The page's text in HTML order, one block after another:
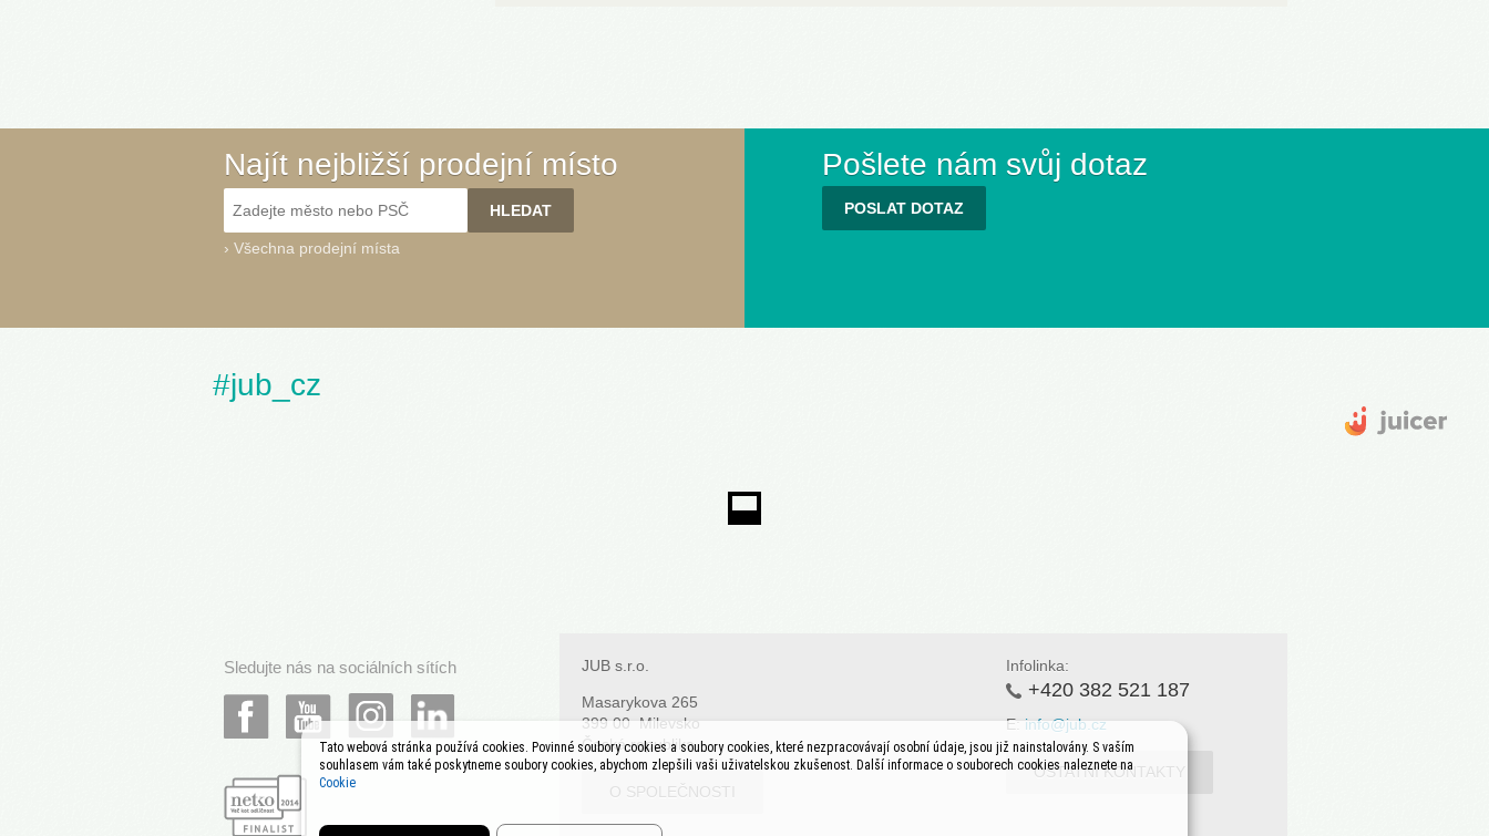
Najít nejbližší prodejní místo
› Všechna prodejní místa
Pošlete nám svůj dotaz
POSLAT DOTAZ
#jub_cz
Sledujte nás na sociálních sítích JUB s.r.o.
Masarykova 265
399 00 Milevsko
Česká republika
O SPOLEČNOSTI
Infolinka:
+420 382 521 187
E: info@jub.cz
OSTATNÍ KONTAKTY
Tato webová stránka používá cookies. Povinné soubory cookies a soubory cookies, které nezpracovávají osobní údaje, jsou již nainstalovány. S vaším
souhlasem vám také poskytneme soubory cookies, abychom zlepšili vaši uživatelskou zkušenost. Další informace o souborech cookies naleznete na
Cookie